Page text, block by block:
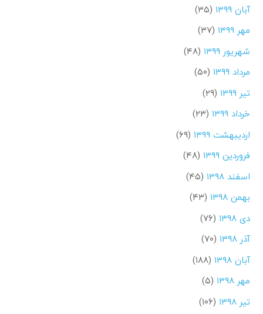
آبان ۱۳۹۹
(۳۵)
مهر ۱۳۹۹
(۳۷)
شهریور ۱۳۹۹
(۴۸)
مرداد ۱۳۹۹
(۵۰)
تیر ۱۳۹۹
(۲۹)
خرداد ۱۳۹۹
(۲۳)
اردیبهشت ۱۳۹۹
(۶۹)
فروردین ۱۳۹۹
(۴۸)
اسفند ۱۳۹۸
(۴۵)
بهمن ۱۳۹۸
(۴۳)
دی ۱۳۹۸
(۷۶)
آذر ۱۳۹۸
(۷۰)
آبان ۱۳۹۸
(۱۸۸)
مهر ۱۳۹۸
(۵)
تیر ۱۳۹۸
(۱۰۶)